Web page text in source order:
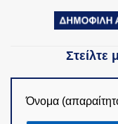
Στείλτε
Όνομα